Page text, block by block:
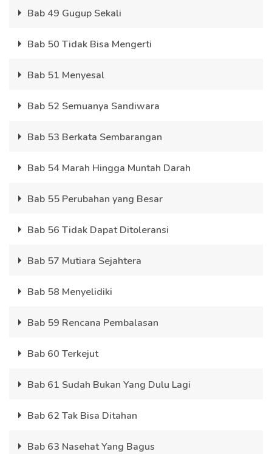
Bab 49 Gugup Sekali
Bab 50 Tidak Bisa Mengerti
Bab 51 Menyesal
Bab 52 Semuanya Sandiwara
Bab 53 Berkata Sembarangan
Bab 54 Marah Hingga Muntah Darah
Bab 55 Perubahan yang Besar
Bab 56 Tidak Dapat Ditoleransi
Bab 57 Mutiara Sejahtera
Bab 58 Menyelidiki
Bab 59 Rencana Pembalasan
Bab 60 Terkejut
Bab 61 Sudah Bukan Yang Dulu Lagi
Bab 62 Tak Bisa Ditahan
Bab 63 Nasehat Yang Bagus